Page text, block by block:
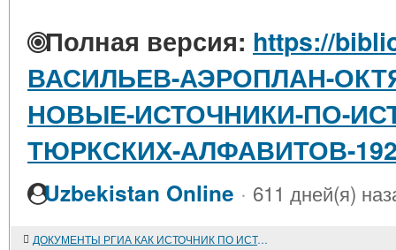
Полная версия: https://
ВАСИЛЬЕВ-АЭРОПЛАН-
НОВЫЕ-ИСТОЧНИКИ-ПО-
ТЮРКСКИХ-АЛФАВИТОВ-
Uzbekistan Online · 611 дней(я)
ДОКУМЕНТЫ РГИА КАК ИСТОЧНИК ПО ИСТОРИИ МИГРАЦИЙ КРЫМСКИХ ТАТАР В XIX - НАЧАЛЕ XX в.